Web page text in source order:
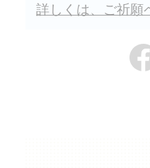
詳しくは、ご祈願